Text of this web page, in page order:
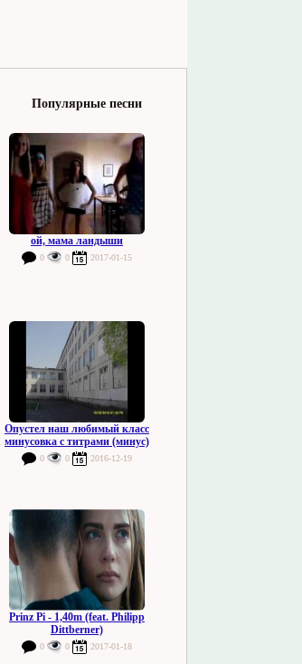
Популярные песни
ой, мама ландыши
0 0 2017-01-15
Опустел наш любимый класс
минусовка с титрами (минус)
0 0 2016-12-19
Prinz Pi - 1,40m (feat. Philipp
Dittberner)
0 0 2017-01-18